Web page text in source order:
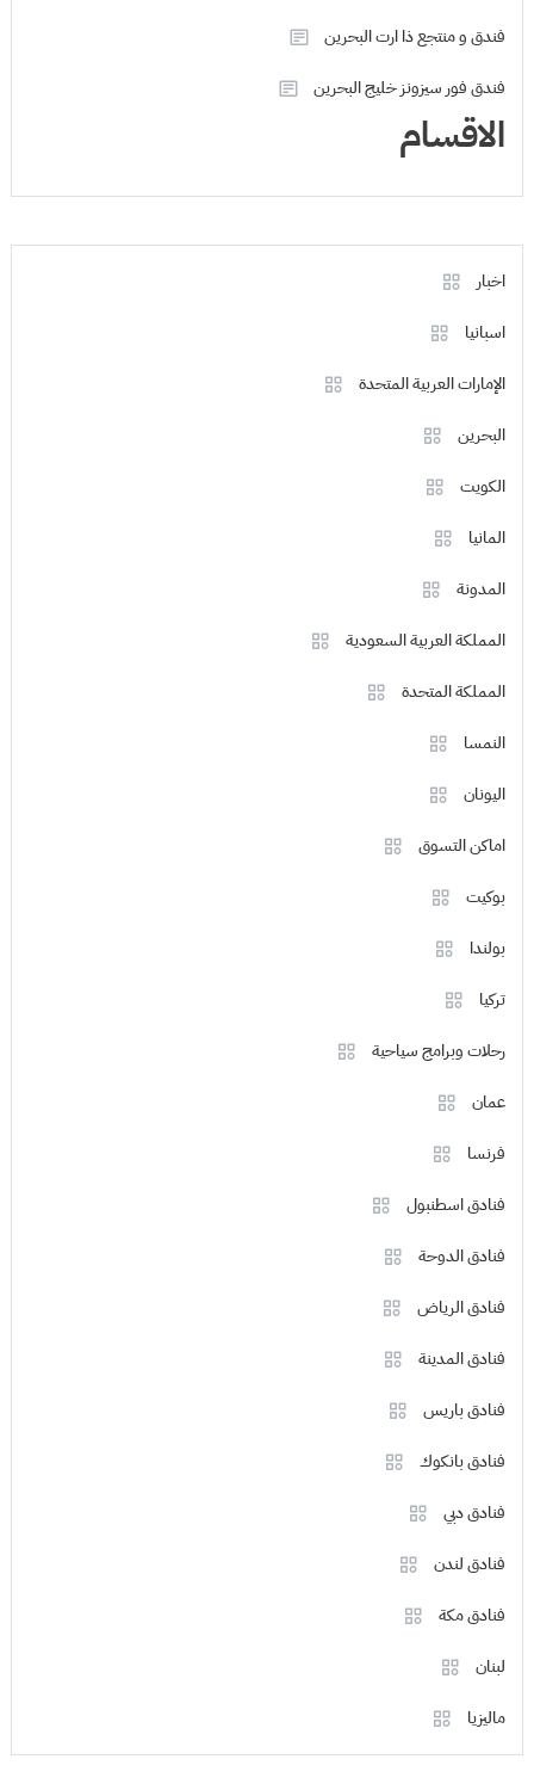
فندق و منتجع ذا ارت البحرين
فندق فور سيزونز خليج البحرين
الاقسام
اخبار
اسبانيا
الإمارات العربية المتحدة
البحرين
الكويت
المانيا
المدونة
المملكة العربية السعودية
المملكة المتحدة
النمسا
اليونان
اماكن التسوق
بوكيت
بولندا
تركيا
رحلات وبرامج سياحية
عمان
فرنسا
فنادق اسطنبول
فنادق الدوحة
فنادق الرياض
فنادق المدينة
فنادق باريس
فنادق بانكوك
فنادق دبي
فنادق لندن
فنادق مكة
لبنان
ماليزيا